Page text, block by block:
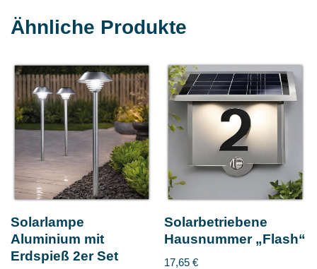
Ähnliche Produkte
Solarlampe
Aluminium mit
Erdspieß 2er Set
Solarbetriebene
Hausnummer „Flash“
17,65€